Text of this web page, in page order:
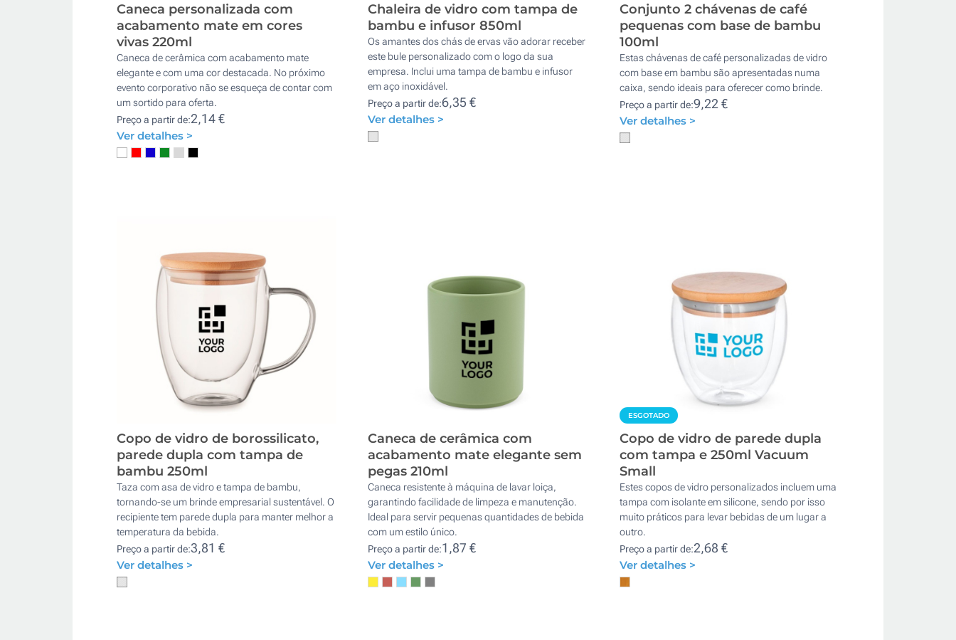
Caneca personalizada com
acabamento mate em cores
vivas 220ml
Caneca de cerâmica com acabamento mate
elegante e com uma cor destacada. No próximo
evento corporativo não se esqueça de contar com
um sortido para oferta.
Preço a partir de:2,14 €
Ver detalhes >
Chaleira de vidro com tampa de
bambu e infusor 850ml
Os amantes dos chás de ervas vão adorar receber
este bule personalizado com o logo da sua
empresa. Inclui uma tampa de bambu e infusor
em aço inoxidável.
Preço a partir de:6,35 €
Ver detalhes >
Conjunto 2 chávenas de café
pequenas com base de bambu
100ml
Estas chávenas de café personalizadas de vidro
com base em bambu são apresentadas numa
caixa, sendo ideais para oferecer como brinde.
Preço a partir de:9,22 €
Ver detalhes >
Copo de vidro de borossilicato,
parede dupla com tampa de
bambu 250ml
Taza com asa de vidro e tampa de bambu,
tornando-se um brinde empresarial sustentável. O
recipiente tem parede dupla para manter melhor a
temperatura da bebida.
Preço a partir de:3,81 €
Ver detalhes >
Caneca de cerâmica com
acabamento mate elegante sem
pegas 210ml
Caneca resistente à máquina de lavar loiça,
garantindo facilidade de limpeza e manutenção.
Ideal para servir pequenas quantidades de bebida
com um estilo único.
Preço a partir de:1,87 €
Ver detalhes >
ESGOTADO
Copo de vidro de parede dupla
com tampa e 250ml Vacuum
Small
Estes copos de vidro personalizados incluem uma
tampa com isolante em silicone, sendo por isso
muito práticos para levar bebidas de um lugar a
outro.
Preço a partir de:2,68 €
Ver detalhes >